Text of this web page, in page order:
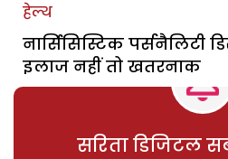
हेल्थ
नार्सिसिस्टिक पर्सनैलिटी
इलाज नहीं तो खतरनाक
सरिता डिजिटल